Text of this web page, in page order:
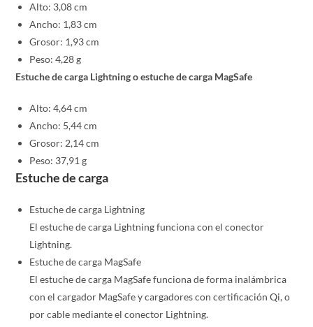
Alto: 3,08 cm
Ancho: 1,83 cm
Grosor: 1,93 cm
Peso: 4,28 g
Estuche de carga Lightning o estuche de carga MagSafe
Alto: 4,64 cm
Ancho: 5,44 cm
Grosor: 2,14 cm
Peso: 37,91 g
Estuche de carga
Estuche de carga Lightning
El estuche de carga Lightning funciona con el conector
Lightning.
Estuche de carga MagSafe
El estuche de carga MagSafe funciona de forma inalámbrica
con el cargador MagSafe y cargadores con certificación Qi, o
por cable mediante el conector Lightning.